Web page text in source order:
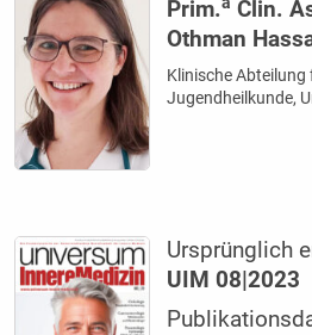
Prim. Clin.
Othman
Klinische Abteilung
Jugendheilkunde,
Ursprünglich
UIM 08|2023